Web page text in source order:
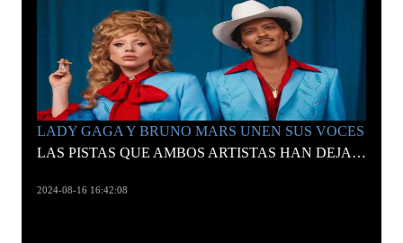
LADY GAGA Y BRUNO MARS UNEN SUS VOCES
LAS PISTAS QUE AMBOS ARTISTAS HAN DEJADO EN LAS ÚLTIMAS SEMANAS HAN TERMINADO POR CONFIRMARSE
2024-08-16 16:42:08